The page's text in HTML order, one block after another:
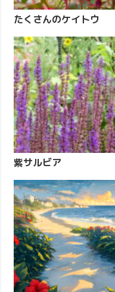
たくさんのケイトウ
紫サルビア